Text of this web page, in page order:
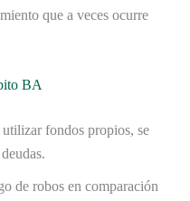
que a veces ocurre
BA
fondos propios, se
de robos en comparación